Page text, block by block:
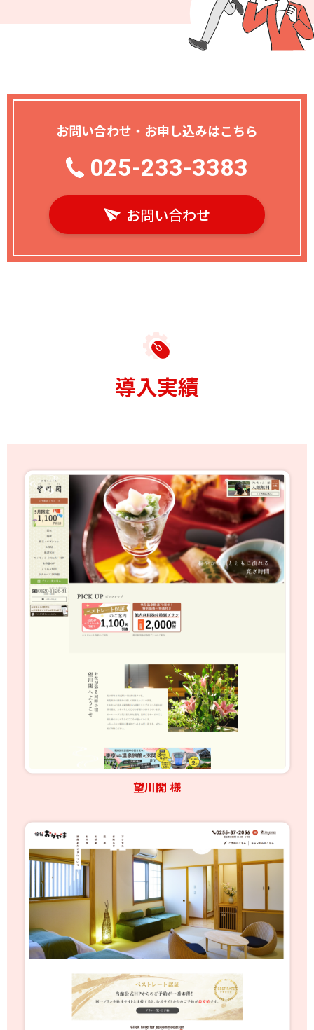
お問い合わせ・お申し込みはこちら
025-233-3383
お問い合わせ
導入実績
望川閣 様